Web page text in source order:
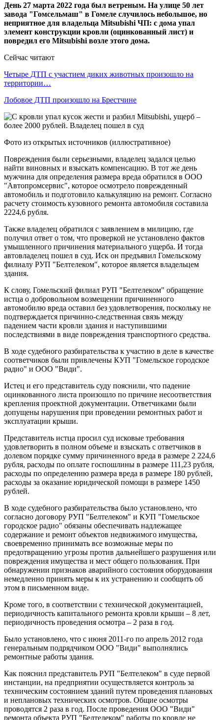
День 27 марта 2022 года был ветреным. На улице 50 лет
завода "Гомсельмаш" в Гомеле случилось небольшое, но
неприятное для владельца Mitsubishi ЧП: с дома упал
элемент конструкции кровли (оцинкованный лист) и
повредил его Mitsubishi возле этого дома.
Сейчас читают
Четыре ДТП с участием диких животных произошло на
территории…
Лобовое ДТП произошло на Брестчине
Фото из открытых источников (иллюстративное)
Повреждения были серьезными, владелец задался целью
найти виновных и взыскать компенсацию. В тот же день
мужчина для определения размера вреда обратился в ООО
"Автопромсервис", которое осмотрело поврежденный
автомобиль и подготовило калькуляцию на ремонт. Согласно
расчету стоимость кузовного ремонта автомобиля составила
2224,6 рубля.
Также владелец обратился с заявлением в милицию, где
получил ответ о том, что проверкой не установлено фактов
умышленного причинения материального ущерба. И тогда
автовладелец пошел в суд. Иск он предъявил Гомельскому
филиалу РУП "Белтелеком", которое является владельцем
здания.
К слову, Гомельский филиал РУП "Белтелеком" обращение
истца о добровольном возмещении причиненного
автомобилю вреда оставил без удовлетворения, поскольку не
подтверждается причинно-следственная связь между
падением части кровли здания и наступившими
последствиями в виде повреждения транспортного средства.
В ходе судебного разбирательства к участию в деле в качестве
соответчиков были привлечены КУП "Гомельское городское
радио" и ООО "Види".
Истец и его представитель суду пояснили, что падение
оцинкованного листа произошло по причине несоответствия
крепления проектной документации. Ответчиками были
допущены нарушения при проведении ремонтных работ и
эксплуатации крыши.
Представитель истца просил суд исковые требования
удовлетворить в полном объеме и взыскать с ответчиков в
долевом порядке сумму причиненного вреда в размере 2 224,6
рубля, расходы по оплате госпошлины в размере 111,23 рубля,
расходы по определению размера вреда в размере 180 рублей,
расходы за оказание юридической помощи в размере 1450
рублей.
В ходе судебного разбирательства было установлено, что
согласно договору РУП "Белтелеком" и КУП "Гомельское
городское радио" обязаны обеспечивать надлежащее
содержание и ремонт объектов недвижимого имущества,
своевременно принимать все возможные меры по
предотвращению угрозы против дальнейшего разрушения или
повреждения имущества и мест общего пользования. При
обнаружении признаков аварийного состояния оборудования
немедленно принять меры к их устранению и сообщить об
этом в письменном виде.
Кроме того, в соответствии с технической документацией,
периодичность капитального ремонта кровли крыши – 8 лет,
периодичность проведения осмотра – 2 раза в год.
Было установлено, что с июня 2011-го по апрель 2012 года
генеральным подрядчиком ООО "Види" выполнялись
ремонтные работы здания.
Как пояснил представитель РУП "Белтелеком" в суде первой
инстанции, на предприятии осуществляется контроль за
техническим состоянием зданий путем проведения плановых
и неплановых технических осмотров. Общие осмотры
проводятся 2 раза в год. После проведения ООО "Види"
ремонта объекта РУП "Белтелеком" работы по кровле не